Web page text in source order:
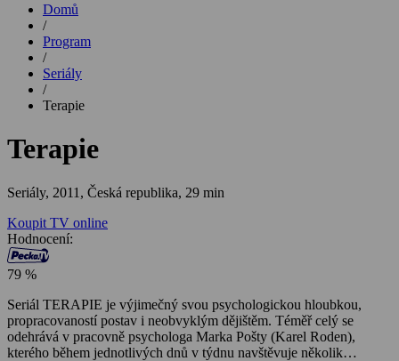
Domů
/
Program
/
Seriály
/
Terapie
Terapie
Seriály, 2011, Česká republika, 29 min
Koupit TV online
Hodnocení:
79 %
Seriál TERAPIE je výjimečný svou psychologickou hloubkou,
propracovaností postav i neobvyklým dějištěm. Téměř celý se
odehrává v pracovně psychologa Marka Pošty (Karel Roden),
kterého během jednotlivých dnů v týdnu navštěvuje několik